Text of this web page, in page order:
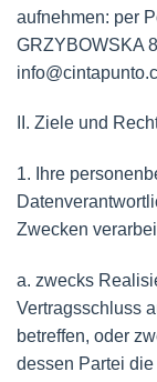
aufnehmen: per
GRZYBOWSKA
II. Ziele und
1. Ihre
Zwecken
a. zwecks
Vertragsschluss
betreffen, oder
dessen Partei